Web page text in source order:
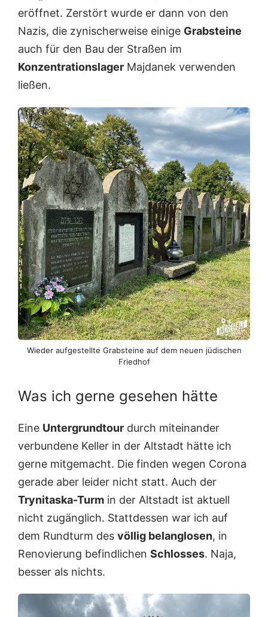
eröffnet. Zerstört wurde er dann von den
Nazis, die zynischerweise einige Grabsteine
auch für den Bau der Straßen im
Konzentrationslager Majdanek verwenden
ließen.
Wieder aufgestellte Grabsteine auf dem neuen jüdischen
Friedhof
Was ich gerne gesehen hätte
Eine Untergrundtour durch miteinander
verbundene Keller in der Altstadt hätte ich
gerne mitgemacht. Die finden wegen Corona
gerade aber leider nicht statt. Auch der
Trynitaska-Turm in der Altstadt ist aktuell
nicht zugänglich. Stattdessen war ich auf
dem Rundturm des völlig belanglosen, in
Renovierung befindlichen Schlosses. Naja,
besser als nichts.